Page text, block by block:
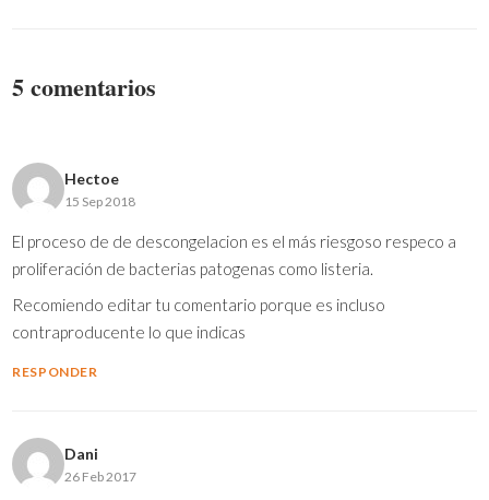
5 comentarios
Hectoe
15 Sep 2018
El proceso de de descongelacion es el más riesgoso respeco a
proliferación de bacterias patogenas como listeria.
Recomiendo editar tu comentario porque es incluso
contraproducente lo que indicas
RESPONDER
Dani
26 Feb 2017